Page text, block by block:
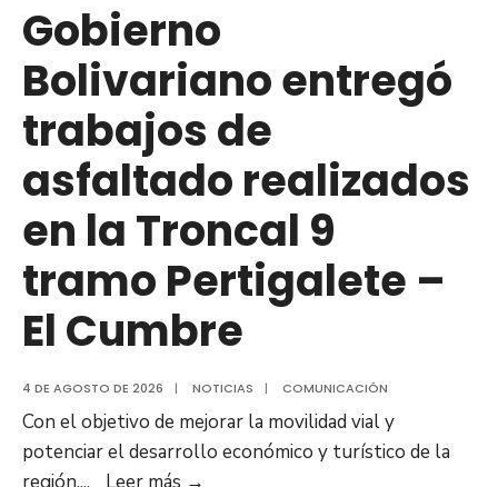
de
Clarines
Gobierno
Bolivariano entregó
trabajos de
asfaltado realizados
en la Troncal 9
tramo Pertigalete –
El Cumbre
4 DE AGOSTO DE 2026 | NOTICIAS | COMUNICACIÓN
Con el objetivo de mejorar la movilidad vial y
potenciar el desarrollo económico y turístico de la